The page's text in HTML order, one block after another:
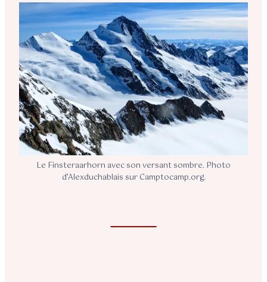
Le Finsteraarhorn avec son versant sombre. Photo
d’Alexduchablais sur Camptocamp.org.